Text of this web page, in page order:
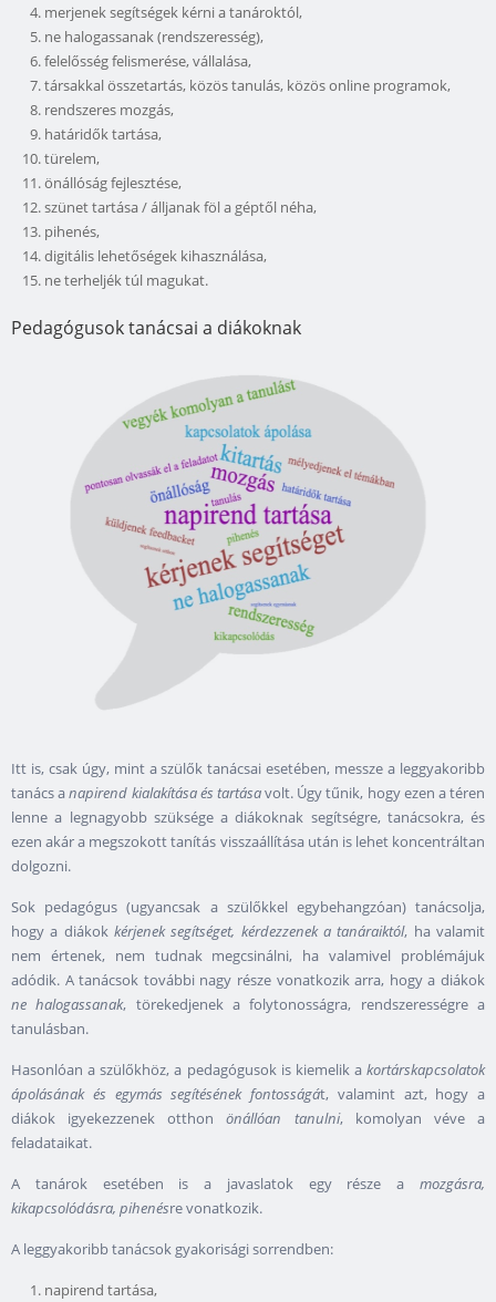
merjenek segítségek kérni a tanároktól,
ne halogassanak (rendszeresség),
felelősség felismerése, vállalása,
társakkal összetartás, közös tanulás, közös online programok,
rendszeres mozgás,
határidők tartása,
türelem,
önállóság fejlesztése,
szünet tartása / álljanak föl a géptől néha,
pihenés,
digitális lehetőségek kihasználása,
ne terheljék túl magukat.
Pedagógusok tanácsai a diákoknak
Itt is, csak úgy, mint a szülők tanácsai esetében, messze a leggyakoribb
tanács anapirend kialakítása és tartásavolt. Úgy tűnik, hogy ezen a téren
lenne a legnagyobb szüksége a diákoknak segítségre, tanácsokra, és
ezen akár a megszokott tanítás visszaállítása után is lehet koncentráltan
dolgozni.
Sok pedagógus (ugyancsak a szülőkkel egybehangzóan) tanácsolja,
hogy a diákok kérjenek segítséget, kérdezzenek a tanáraiktól, ha valamit
nem értenek, nem tudnak megcsinálni, ha valamivel problémájuk
adódik. A tanácsok további nagy része vonatkozik arra, hogy a diákok
ne halogassanak, törekedjenek a folytonosságra, rendszerességre a
tanulásban.
Hasonlóan a szülőkhöz, a pedagógusok is kiemelik a kortárskapcsolatok
ápolásának és egymás segítésének fontosságát, valamint azt, hogy a
diákok igyekezzenek otthonönállóan tanulni, komolyan véve a
feladataikat.
A tanárok esetében is a javaslatok egy része a mozgásra,
kikapcsolódásra, pihenésre vonatkozik.
A leggyakoribb tanácsok gyakorisági sorrendben:
napirend tartása,